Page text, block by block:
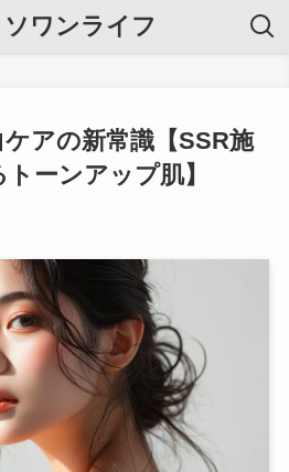
ワンライフ
ケアの新常識【SSR施
ーンアップ肌】